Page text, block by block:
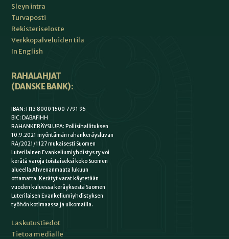
Sleyn intra
Turvaposti
Rekisteriseloste
Verkkopalveluiden tila
In English
RAHALAHJAT
(DANSKE BANK):
IBAN: FI13 8000 1500 7791 95
BIC: DABAFIHH
RAHANKERÄYSLUPA: Poliisihallituksen
10.9.2021 myöntämän rahankeräysluvan
RA/2021/1127 mukaisesti Suomen
Luterilainen Evankeliumiyhdistys ry voi
kerätä varoja toistaiseksi koko Suomen
alueella Ahvenanmaata lukuun
ottamatta. Kerätyt varat käytetään
vuoden kuluessa keräyksestä Suomen
Luterilaisen Evankeliumiyhdistyksen
työhön kotimaassa ja ulkomailla.
Laskutustiedot
Tietoa medialle